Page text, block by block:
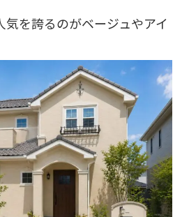
を誇るのがベージュやアイ